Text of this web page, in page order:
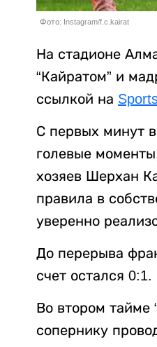
Фото: Instagram/f.c.kairat
На стадионе
“Кайратом” и
ссылкой на
С первых минут
голевые
хозяев Шерхан
правила в
уверенно
До перерыва
счет остался 0:1.
Во втором тайме
сопернику